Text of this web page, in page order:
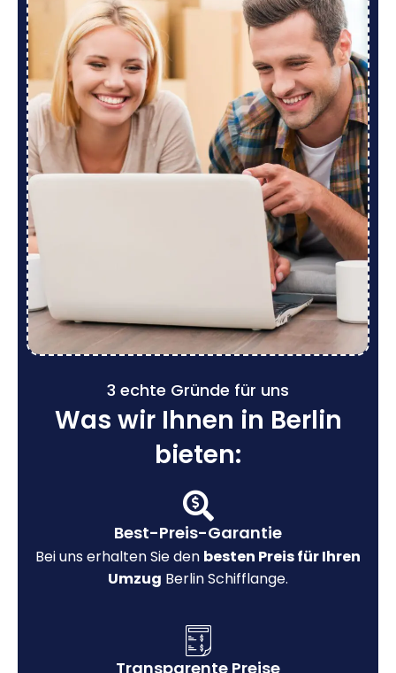
3 echte Gründe für uns
Was wir Ihnen in Berlin
bieten:
Best-Preis-Garantie
Bei uns erhalten Sie den besten Preis für Ihren
Umzug Berlin Schifflange.
Transparente Preise